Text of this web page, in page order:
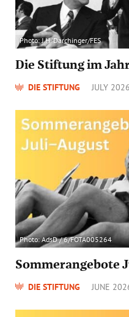
Photo: J.H. Darchinger/FES
Die Stiftung im
DIE STIFTUNG JULY 2026
Photo: AdsD / 6/FOTA005264
Sommerangebote
DIE STIFTUNG JUNE